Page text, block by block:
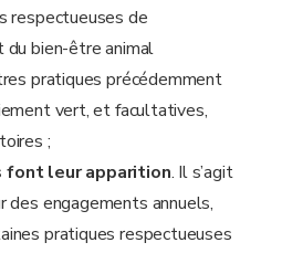
respectueuses de
du bien-être animal
pratiques précédemment
vert, et facultatives,
;
font leur apparition. Il s’agit
des engagements annuels,
pratiques respectueuses